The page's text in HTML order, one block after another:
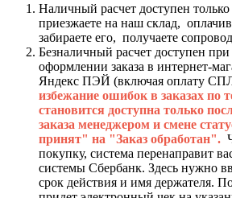
Наличный расчет доступен
приезжаете на наш склад,
забираете его, получаете
Безналичный расчет доступен
оформлении заказа в интернет-
Яндекс ПЭЙ (включая оплату
избежание ошибок в заказах по
становится доступна только
заказа менеджером и смене
принят" на "Заказ обработан".
покупку, система перенаправит
системы Сбербанк. Здесь нужно
срок действия и имя держателя.